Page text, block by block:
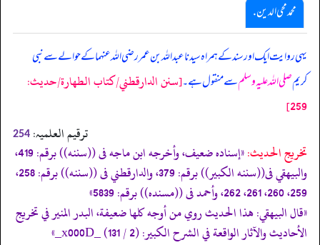
محمد محی الدین .
یہی روایت ایک اور سند کے ہمراہ سیدنا عبداللہ بن عمر رضی اللہ عنہما کے حوالے سے نبی
کریمصلی اللہ علیہ وسلمسے منقول ہے۔[سنن الدارقطني/كتاب الطهارة/حدیث:
259]
ترقیم العلمیہ: 254
تخریج الحدیث:
«إسناده ضعيف، وأخرجه ابن ماجه فى ((سننه)) برقم: 419،
والبيهقي فى((سننه الكبير)) برقم: 379، والدارقطني فى ((سننه)) برقم: 258،
259، 260، 261، 262، وأحمد فى ((مسنده)) برقم: 5839»
«قال البيهقي: هذا الحديث روي من أوجه كلها ضعيفة، البدر المنير في تخريج
الأحاديث والآثار الواقعة في الشرح الكبير: (2 / 131) _x000D_»